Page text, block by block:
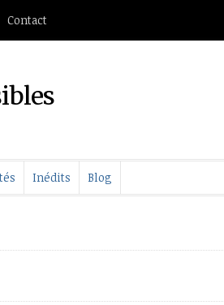
Contact
Inédits Blog